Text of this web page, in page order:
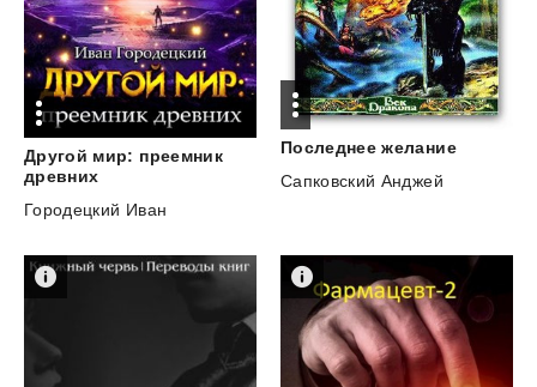
Другой мир: преемник
древних
Городецкий Иван
Последнее желание
Сапковский Анджей